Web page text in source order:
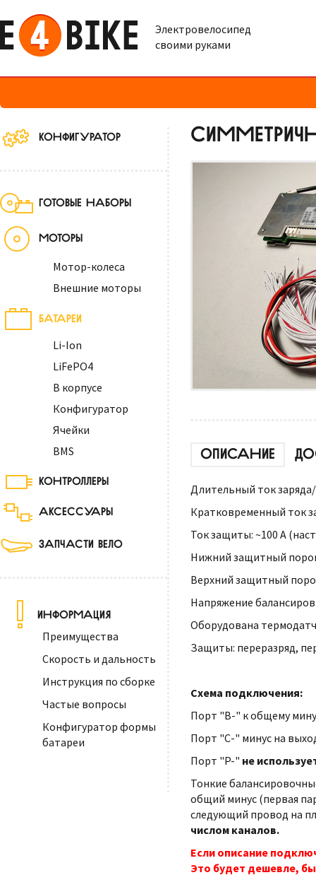
Электровелосипед
своими руками
КОНФИГУРАТОР
ГОТОВЫЕ НАБОРЫ
МОТОРЫ
Мотор-колеса
Внешние моторы
БАТАРЕИ
Li-Ion
LiFePO4
В корпусе
Конфигуратор
Ячейки
BMS
КОНТРОЛЛЕРЫ
АКСЕССУАРЫ
ЗАПЧАСТИ ВЕЛО
ИНФОРМАЦИЯ
Преимущества
Скорость и дальность
Инструкция по сборке
Частые вопросы
Конфигуратор формы
батареи
ОПИСАНИЕ
Длительный ток заряда/
Кратковременный ток
Ток защиты: ~100 А
Нижний защитный
Верхний защитный
Напряжение
Оборудована
Защиты: переразряд,
Схема подключения:
Порт "B-" к общему
Порт "С-" минус на
Порт "P-" не
Тонкие
общий минус (первая
следующий провод на
числом каналов.
Если описание
Это будет дешевле,